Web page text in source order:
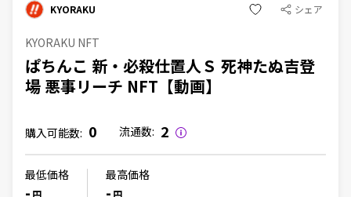
KYORAKU シェア
KYORAKU NFT
ぱちんこ 新・必殺仕置人Ｓ 死神たぬ吉登
場 悪事リーチ NFT【動画】
購入可能数: 0 流通数: 2
最低価格
円
最高価格
円